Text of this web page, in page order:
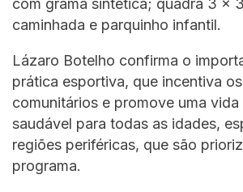
com grama sintética; quadra 3 x
caminhada e parquinho infantil.
Lázaro Botelho confirma o
prática esportiva, que incentiva
comunitários e promove uma vida
saudável para todas as idades,
regiões periféricas, que são
programa.